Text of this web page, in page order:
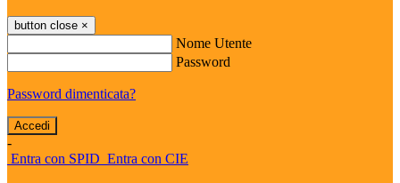
button close ×
Nome Utente
Password
Password dimenticata?
-
Entra con SPID Entra con CIE